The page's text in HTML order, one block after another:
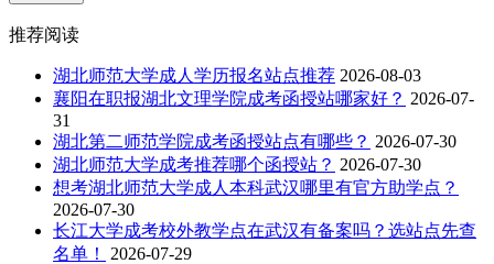
推荐阅读
湖北师范大学成人学历报名站点推荐 2026-08-03
襄阳在职报湖北文理学院成考函授站哪家好？ 2026-07-
31
湖北第二师范学院成考函授站点有哪些？ 2026-07-30
湖北师范大学成考推荐哪个函授站？ 2026-07-30
想考湖北师范大学成人本科武汉哪里有官方助学点？
2026-07-30
长江大学成考校外教学点在武汉有备案吗？选站点先查
名单！
2026-07-29